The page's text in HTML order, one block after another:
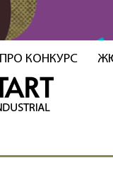
ПРО КОНКУРС